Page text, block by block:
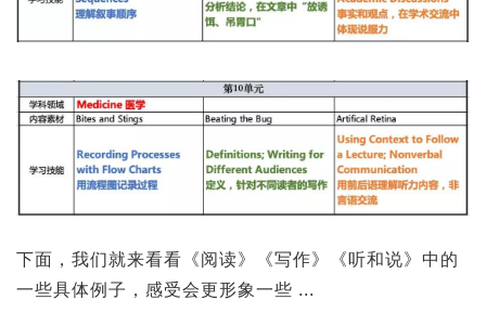
下面，我们就来看看《阅读》《写作》《听和说》中的
一些具体例子，感受会更形象一些 ...